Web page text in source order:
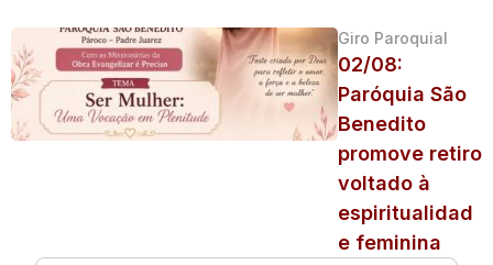
Giro Paroquial
02/08:
Paróquia São
Benedito
promove retiro
voltado à
espiritualidad
e feminina